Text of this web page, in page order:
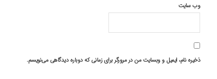
وب‌ سایت
ذخیره نام، ایمیل و وبسایت من در مرورگر برای زمانی که دوباره دیدگاهی می‌نویسم.